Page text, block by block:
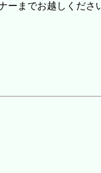
までお越しくださ